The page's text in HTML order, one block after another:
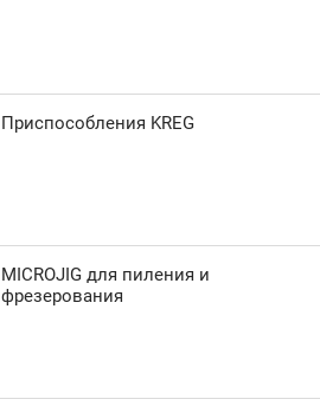
Приспособления KREG
MICROJIG для пиления и
фрезерования